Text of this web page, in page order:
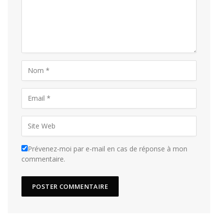
Prévenez-moi par e-mail en cas de réponse à mon
commentaire.